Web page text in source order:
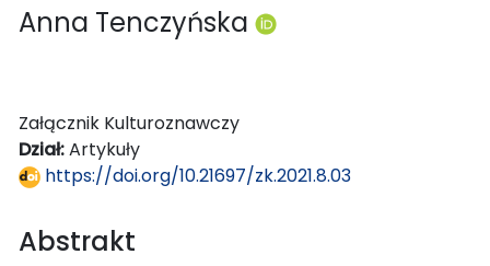
Anna Tenczyńska
Załącznik Kulturoznawczy
Dział:Artykuły
https://doi.org/10.21697/zk.2021.8.03
Abstrakt